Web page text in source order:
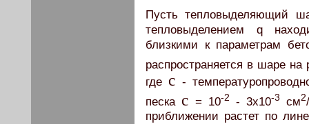
Пусть тепловыделяющий
тепловыделением q
близкими к параметрам
распространяется в шаре
гдеc -
песка c = 10-2 - 3x10-3 см2
приближении растет по